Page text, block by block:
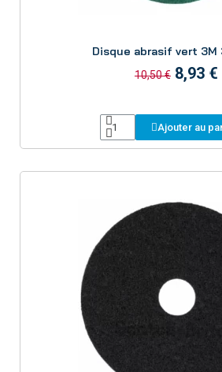
Disque abrasif vert 3M
10,50 € 8,93 €
Ajouter au